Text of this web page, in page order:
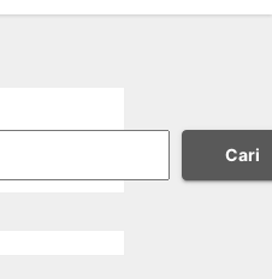
Cari